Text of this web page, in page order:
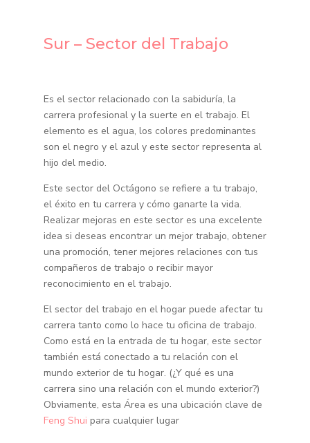
Sur – Sector del Trabajo
Es el sector relacionado con la sabiduría, la
carrera profesional y la suerte en el trabajo. El
elemento es el agua, los colores predominantes
son el negro y el azul y este sector representa al
hijo del medio.
Este sector del Octágono se refiere a tu trabajo,
el éxito en tu carrera y cómo ganarte la vida.
Realizar mejoras en este sector es una excelente
idea si deseas encontrar un mejor trabajo, obtener
una promoción, tener mejores relaciones con tus
compañeros de trabajo o recibir mayor
reconocimiento en el trabajo.
El sector del trabajo en el hogar puede afectar tu
carrera tanto como lo hace tu oficina de trabajo.
Como está en la entrada de tu hogar, este sector
también está conectado a tu relación con el
mundo exterior de tu hogar. (¿Y qué es una
carrera sino una relación con el mundo exterior?)
Obviamente, esta Área es una ubicación clave de
Feng Shui para cualquier lugar